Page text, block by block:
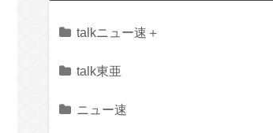
talkニュー速＋
talk東亜
ニュー速